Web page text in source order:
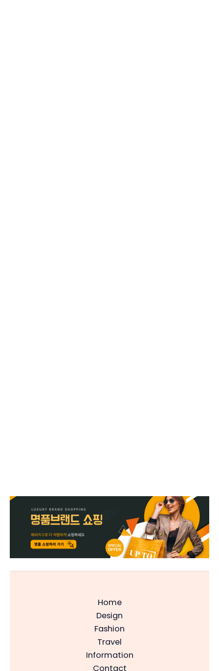
Home
Design
Fashion
Travel
Information
Contact